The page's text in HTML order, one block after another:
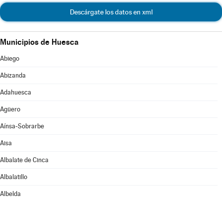
Descárgate los datos en xml
Municipios de Huesca
Abiego
Abizanda
Adahuesca
Agüero
Aínsa-Sobrarbe
Aisa
Albalate de Cinca
Albalatillo
Albelda